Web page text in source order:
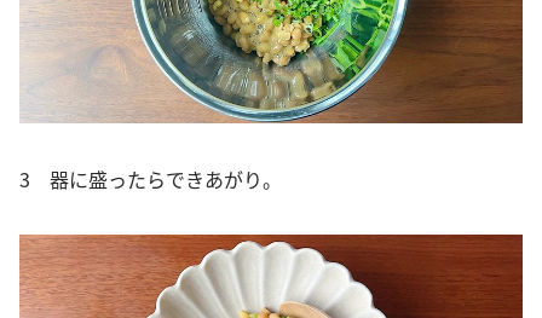
3 器に盛ったらできあがり。